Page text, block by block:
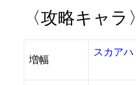
〈攻略キャラ〉
増幅
スカアハ